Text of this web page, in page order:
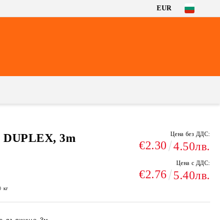
EUR
3m
Цена без ДДС:
€2.30 4.50лв.
Цена с ДДС:
€2.76 5.40лв.
кг